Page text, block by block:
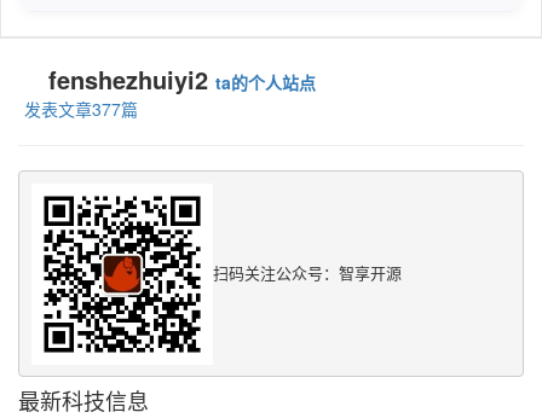
fenshezhuiyi2 ta的个人站点
发表文章377篇
扫码关注公众号：智享开源
最新科技信息